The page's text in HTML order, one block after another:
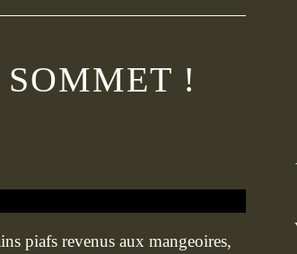
!
piafs revenus aux mangeoires,